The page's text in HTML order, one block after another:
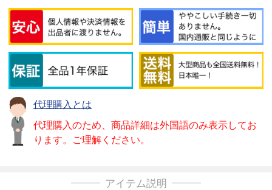
代理購入とは
代理購入のため、商品詳細は外国語のみ表示してお
ります。ご理解ください。
アイテム説明